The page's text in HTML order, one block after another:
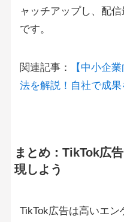
ャッチアップし、配
です。
関連記事：
【中小企
法を解説！自社で成果
まとめ：TikTok広
現しよう
TikTok広告は高いエ